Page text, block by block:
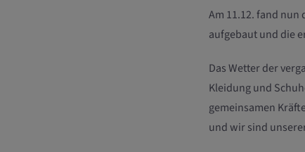
Am 11.12. fand
aufgebaut und die
Das Wetter der
Kleidung und
gemeinsamen
und wir sind